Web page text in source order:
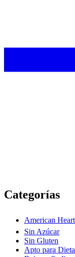
Categorías
American
Sin Azúcar
Sin Gluten
Apto para